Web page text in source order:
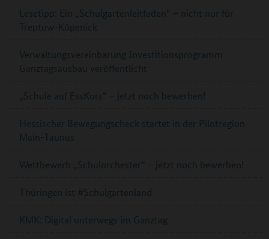
Lesetipp: Ein „Schulgartenleitfaden“ – nicht nur für
Treptow-Köpenick
Verwaltungsvereinbarung Investitionsprogramm
Ganztagsausbau veröffentlicht
„Schule auf EssKurs“ – jetzt noch bewerben!
Hessischer Bewegungscheck startet in der Pilotregion
Main-Taunus
Wettbewerb „Schulorchester“ – jetzt noch bewerben!
Thüringen ist #Schulgartenland
KMK: Digital unterwegs im Ganztag